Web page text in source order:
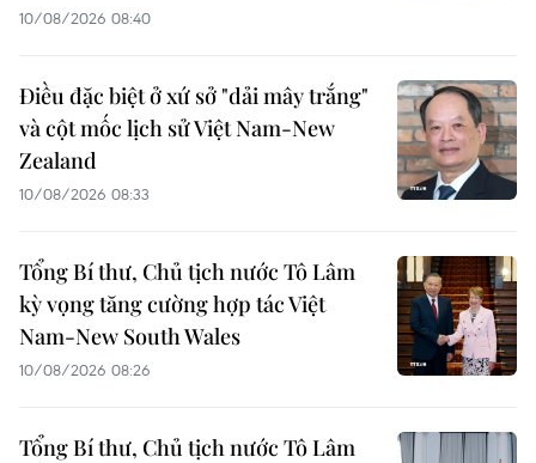
10/08/2026 08:40
Điều đặc biệt ở xứ sở "dải mây trắng"
và cột mốc lịch sử Việt Nam-New
Zealand
10/08/2026 08:33
Tổng Bí thư, Chủ tịch nước Tô Lâm
kỳ vọng tăng cường hợp tác Việt
Nam-New South Wales
10/08/2026 08:26
Tổng Bí thư, Chủ tịch nước Tô Lâm